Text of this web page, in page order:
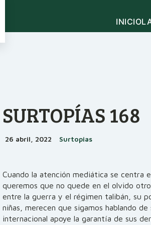
INICIO
Organigrama
Secretaría técnica
Sede
Directorio de ONGD y
provinciales
Por qué asociarse
Cómo formar parte de la
SURTOPÍAS 168
26 abril, 2022 Surtopias
Cuando la atención mediática se centra
queremos que no quede en el olvido
entre la guerra y el régimen talibán, su
niñas, merecen que sigamos hablando
internacional apoye la garantía de sus